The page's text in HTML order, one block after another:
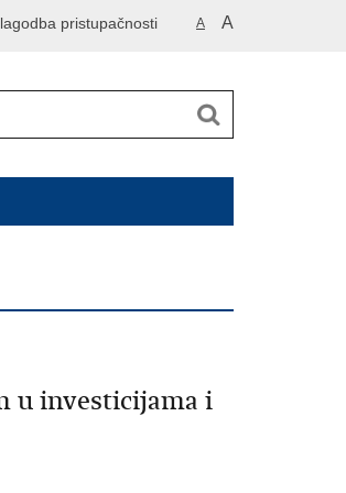
A A
pristupačnosti
u investicijama i